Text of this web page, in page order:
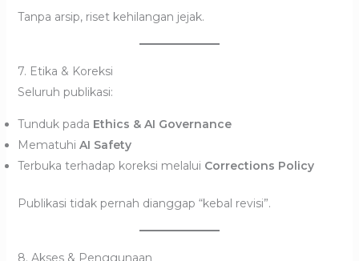
Tanpa arsip, riset kehilangan jejak.
7. Etika & Koreksi
Seluruh publikasi:
Tunduk pada Ethics & AI Governance
Mematuhi AI Safety
Terbuka terhadap koreksi melalui Corrections Policy
Publikasi tidak pernah dianggap “kebal revisi”.
8. Akses & Penggunaan